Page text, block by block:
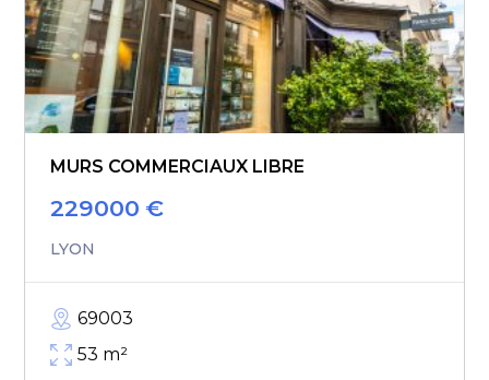
MURS COMMERCIAUX LIBRE
229000 €
LYON
69003
53 m²